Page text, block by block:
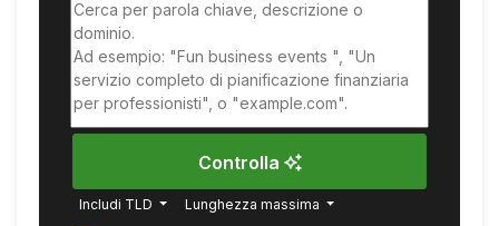
Controlla
Includi TLD
Lunghezza massima